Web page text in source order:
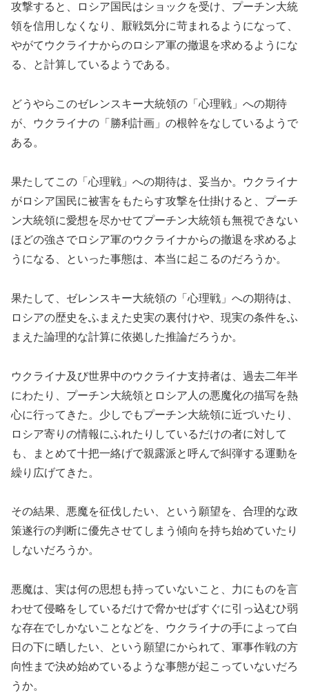
攻撃すると、ロシア国民はショックを受け、プーチン大統
領を信用しなくなり、厭戦気分に苛まれるようになって、
やがてウクライナからのロシア軍の撤退を求めるようにな
る、と計算しているようである。
どうやらこのゼレンスキー大統領の「心理戦」への期待
が、ウクライナの「勝利計画」の根幹をなしているようで
ある。
果たしてこの「心理戦」への期待は、妥当か。ウクライナ
がロシア国民に被害をもたらす攻撃を仕掛けると、プーチ
ン大統領に愛想を尽かせてプーチン大統領も無視できない
ほどの強さでロシア軍のウクライナからの撤退を求めるよ
うになる、といった事態は、本当に起こるのだろうか。
果たして、ゼレンスキー大統領の「心理戦」への期待は、
ロシアの歴史をふまえた史実の裏付けや、現実の条件をふ
まえた論理的な計算に依拠した推論だろうか。
ウクライナ及び世界中のウクライナ支持者は、過去二年半
にわたり、プーチン大統領とロシア人の悪魔化の描写を熱
心に行ってきた。少しでもプーチン大統領に近づいたり、
ロシア寄りの情報にふれたりしているだけの者に対して
も、まとめて十把一絡げで親露派と呼んで糾弾する運動を
繰り広げてきた。
その結果、悪魔を征伐したい、という願望を、合理的な政
策遂行の判断に優先させてしまう傾向を持ち始めていたり
しないだろうか。
悪魔は、実は何の思想も持っていないこと、力にものを言
わせて侵略をしているだけで脅かせばすぐに引っ込むひ弱
な存在でしかないことなどを、ウクライナの手によって白
日の下に晒したい、という願望にかられて、軍事作戦の方
向性まで決め始めているような事態が起こっていないだろ
うか。